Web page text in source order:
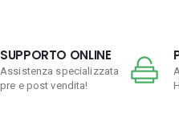
SUPPORTO ONLINE
Assistenza specializzata
pre e post vendita!